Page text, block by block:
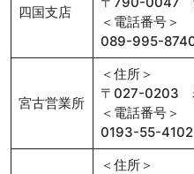
四国支店
＜電話番号＞
089-995-
宮古営業所
＜住所＞
〒027-0203
＜電話番号＞
0193-55-4102
＜住所＞